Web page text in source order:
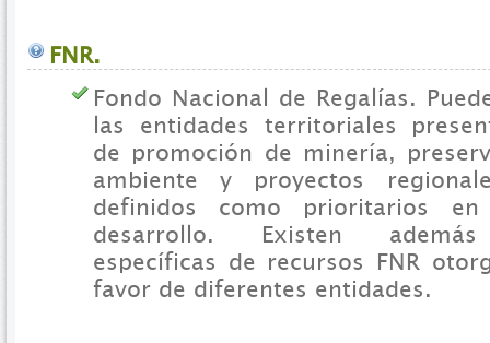
FNR.
Fondo Nacional de Regalías.
las entidades territoriales
de promoción de minería,
ambiente y proyectos
definidos como prioritarios
desarrollo. Existen además
específicas de recursos FNR
favor de diferentes entidades.